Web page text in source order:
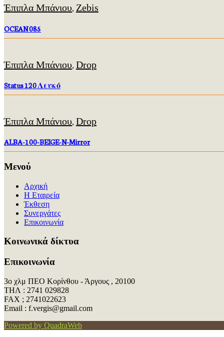
Έπιπλα Μπάνιου, Zebis
OCEAN 085
Έπιπλα Μπάνιου, Drop
Status 120 Λευκό
Έπιπλα Μπάνιου, Drop
ALBA-100-BEIGE-N-Mirror
Μενού
Αρχική
Η Εταιρεία
Έκθεση
Συνεργάτες
Επικοινωνία
Kοινωνικά δίκτυα
Επικοινωνία
3ο χλμ ΠΕΟ Κορίνθου - Άργους , 20100
ΤΗΛ : 2741 029828
FAX ; 2741022623
Εmail : f.vergis@gmail.com
Powered by QuadraWeb